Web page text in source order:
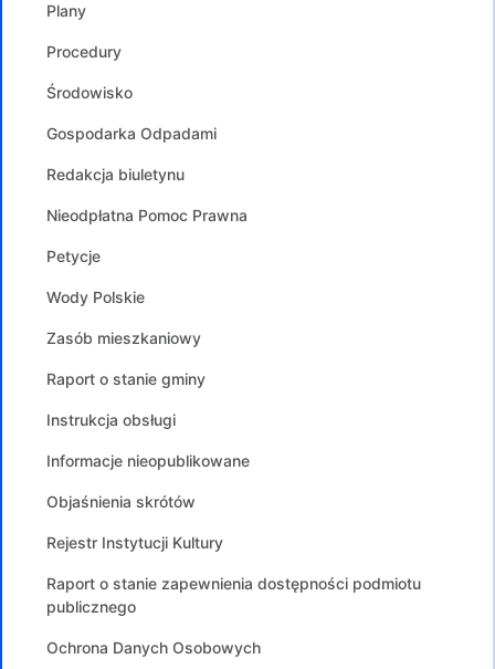
Plany
Procedury
Środowisko
Gospodarka Odpadami
Redakcja biuletynu
Nieodpłatna Pomoc Prawna
Petycje
Wody Polskie
Zasób mieszkaniowy
Raport o stanie gminy
Instrukcja obsługi
Informacje nieopublikowane
Objaśnienia skrótów
Rejestr Instytucji Kultury
Raport o stanie zapewnienia dostępności podmiotu
publicznego
Ochrona Danych Osobowych